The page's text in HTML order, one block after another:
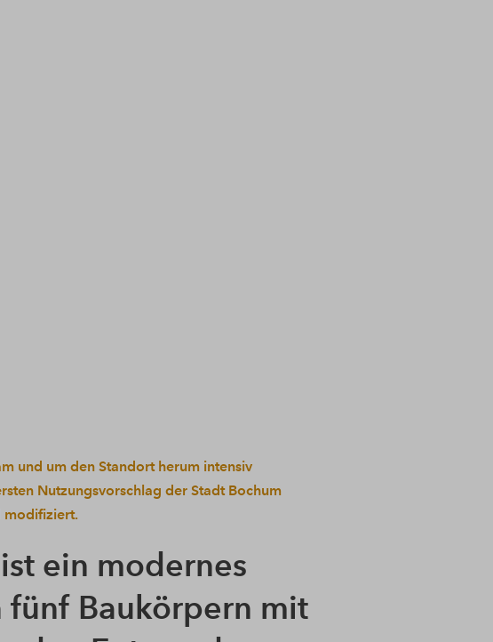
und um den Standort herum intensiv
Nutzungsvorschlag der Stadt Bochum
modifiziert.
ein modernes
fünf Baukörpern mit